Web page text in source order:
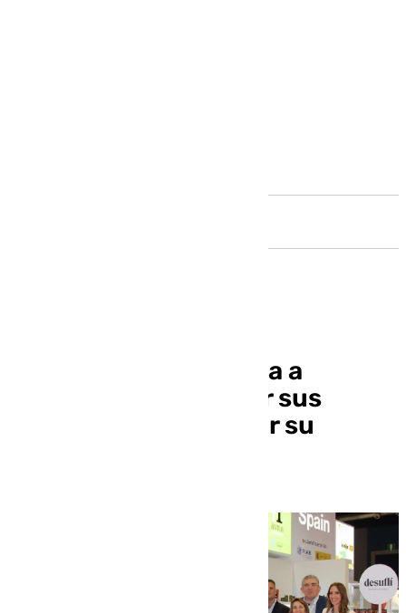
‘Sabores Almería’ viaja a
Londres para mostrar sus
productos y potenciar su